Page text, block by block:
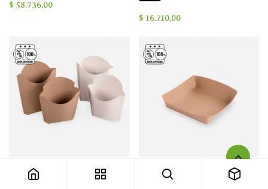
$ 58.736,00
$ 16.710,00
Estuche Papas Fritas -
Cartulina Liner y
5
Bandeja Food Truck
(Armada)